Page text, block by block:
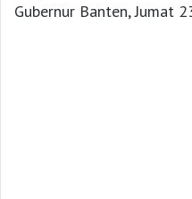
Gubernur Banten, Jumat